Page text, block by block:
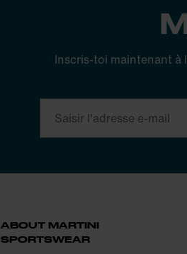
Inscris-toi maintenant
ABOUT MARTINI
SPORTSWEAR